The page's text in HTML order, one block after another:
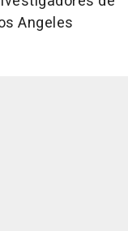
Angeles